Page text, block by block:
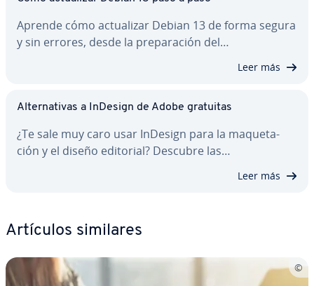
Aprende cómo ac­tua­li­zar Debian 13 de forma segura
y sin errores, desde la pre­pa­ra­ción del…
Leer más
Al­te­r­na­ti­vas a InDesign de Adobe gratuitas
¿Te sale muy caro usar InDesign para la ma­que­ta­
ción y el diseño editorial? Descubre las…
Leer más
Artículos similares